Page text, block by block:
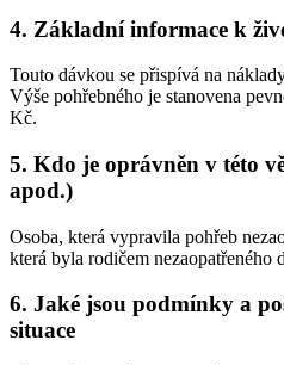
4. Základní informace k
Touto dávkou se přispívá na
Výše pohřebného je stanovena
Kč.
5. Kdo je oprávněn v této
apod.)
Osoba, která vypravila pohřeb
která byla rodičem nezaopatřeného
6. Jaké jsou podmínky a
situace